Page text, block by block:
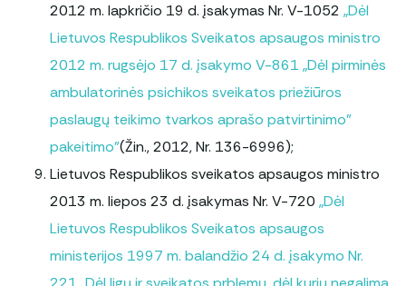
2012 m. lapkričio 19 d. įsakymas Nr. V-1052 „Dėl
Lietuvos Respublikos Sveikatos apsaugos ministro
2012 m. rugsėjo 17 d. įsakymo V-861 „Dėl pirminės
ambulatorinės psichikos sveikatos priežiūros
paslaugų teikimo tvarkos aprašo patvirtinimo”
pakeitimo”(Žin., 2012, Nr. 136-6996);
Lietuvos Respublikos sveikatos apsaugos ministro
2013 m. liepos 23 d. įsakymas Nr. V-720 „Dėl
Lietuvos Respublikos Sveikatos apsaugos
ministerijos 1997 m. balandžio 24 d. įsakymo Nr.